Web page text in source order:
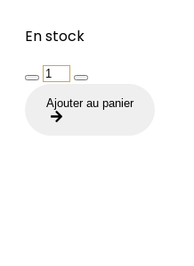
En stock
quantité
Amnesia
Ajouter au panier